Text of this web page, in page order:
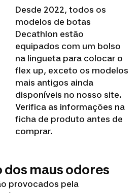
Desde 2022, todos os
modelos de botas
Decathlon estão
equipados com um bolso
na lingueta para colocar o
flex up, exceto os modelos
mais antigos ainda
disponíveis no nosso site.
Verifica as informações na
ficha de produto antes de
comprar.
maus odores
provocados pela